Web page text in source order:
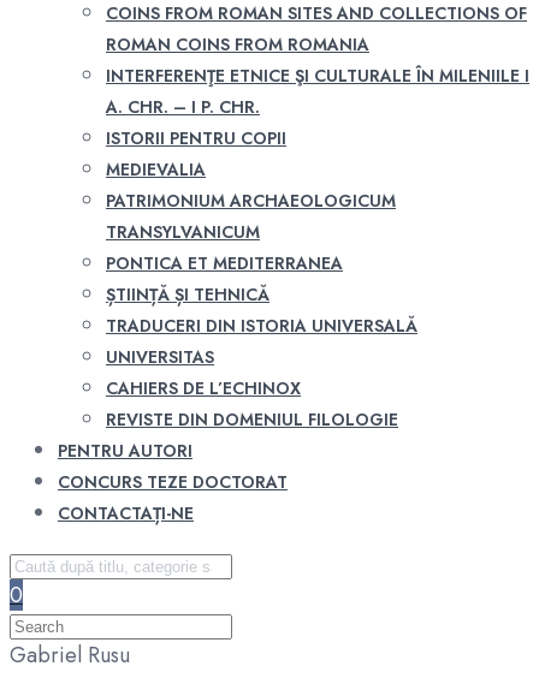
COINS FROM ROMAN SITES AND COLLECTIONS OF
ROMAN COINS FROM ROMANIA
INTERFERENŢE ETNICE ŞI CULTURALE ÎN MILENIILE I
A. CHR. – I P. CHR.
ISTORII PENTRU COPII
MEDIEVALIA
PATRIMONIUM ARCHAEOLOGICUM
TRANSYLVANICUM
PONTICA ET MEDITERRANEA
ȘTIINȚĂ ȘI TEHNICĂ
TRADUCERI DIN ISTORIA UNIVERSALĂ
UNIVERSITAS
CAHIERS DE L’ECHINOX
REVISTE DIN DOMENIUL FILOLOGIE
PENTRU AUTORI
CONCURS TEZE DOCTORAT
CONTACTAȚI-NE
0
Gabriel Rusu